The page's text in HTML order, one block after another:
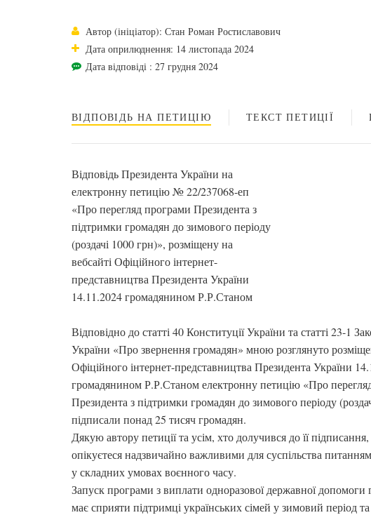
Автор (ініціатор): Стан Роман Ростиславович
Дата оприлюднення: 14 листопада 2024
Дата відповіді : 27 грудня 2024
ВІДПОВІДЬ НА ПЕТИЦІЮ ТЕКСТ ПЕТИЦІЇ
Відповідь Президента України на
електронну петицію № 22/237068-еп
«Про перегляд програми Президента з
підтримки громадян до зимового періоду
(роздачі 1000 грн)», розміщену на
вебсайті Офіційного інтернет-
представництва Президента України
14.11.2024 громадянином Р.Р.Станом
Відповідно до статті 40 Конституції України та статті 23-1
України «Про звернення громадян» мною розглянуто
Офіційного інтернет-представництва Президента України
громадянином Р.Р.Станом електронну петицію «Про
Президента з підтримки громадян до зимового періоду
підписали понад 25 тисяч громадян.
Дякую автору петиції та усім, хто долучився до її
опікуєтеся надзвичайно важливими для суспільства
у складних умовах воєнного часу.
Запуск програми з виплати одноразової державної допомоги
має сприяти підтримці українських сімей у зимовий період